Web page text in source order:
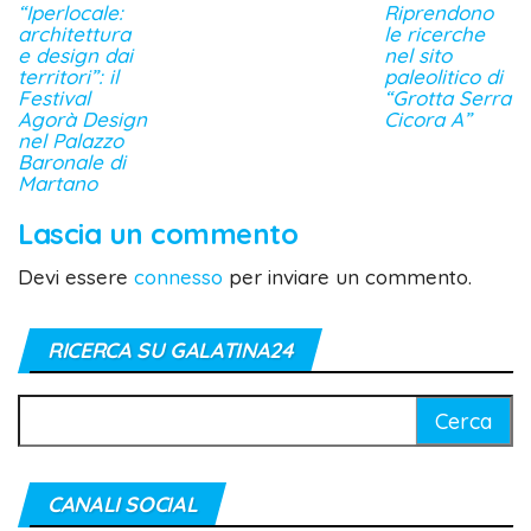
“Iperlocale:
architettura
e design dai
territori”: il
Festival
Agorà Design
nel Palazzo
Baronale di
Martano
Riprendono
le ricerche
nel sito
paleolitico di
“Grotta Serra
Cicora A”
Lascia un commento
Devi essere connesso per inviare un commento.
RICERCA SU GALATINA24
per:
CANALI SOCIAL